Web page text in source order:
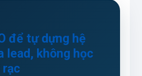
để tự dựng hệ
lead, không học
rạc